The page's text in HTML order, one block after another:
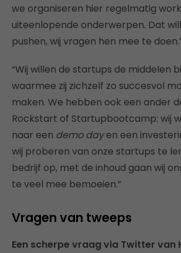
we organiseren hier regelmatig
uiteenlopende onderwerpen. Dat
pushen, wij vragen hen mee te
“Wij willen de startups de middelen
waarmee zij zichzelf zo succesvol
maken. We hebben ook een ander
Rockstart of Startupbootcamp: wij
naar een demo dayen een
wij proberen van onze startups te
bedrijf op, met de inhoud gaan wij
te veel mee bemoeien.”
Vragen van tweeps
Een scherpe vraag via Twitter van